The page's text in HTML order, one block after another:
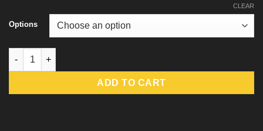
Options
CLEAR
Mycelian 3 quantity
ADD TO CART